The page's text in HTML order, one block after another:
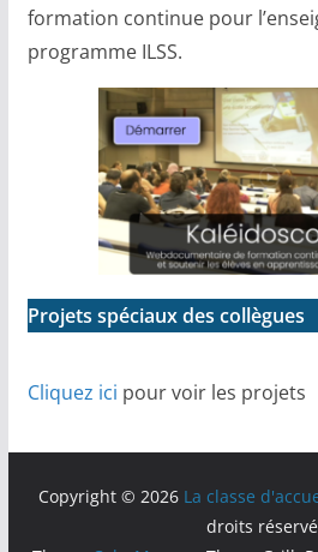
formation continue pour
programme ILSS.
Projets spéciaux des collègues
Cliquez ici pour voir les projets
Copyright © 2026 La classe
droits